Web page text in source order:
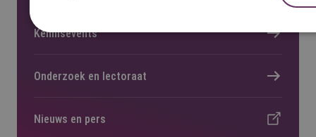
Kennisevents
Onderzoek en lectoraat
Nieuws en pers